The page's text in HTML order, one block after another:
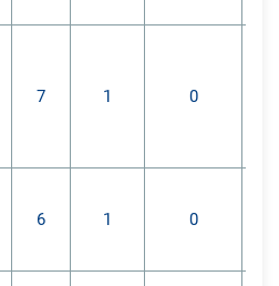
7 1 0
6 1 0